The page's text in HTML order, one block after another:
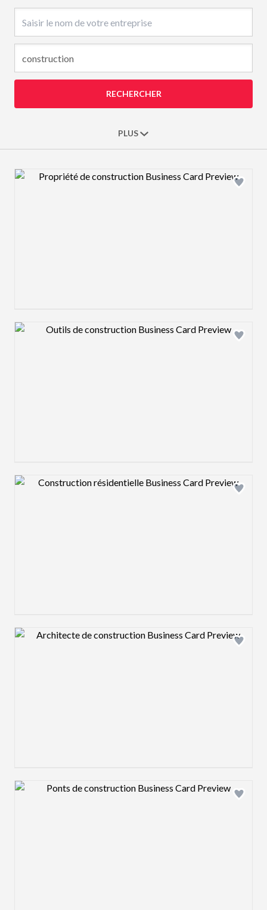
RECHERCHER
PLUS
Design preview image
Design preview image
Design preview image
Design preview image
Design preview image